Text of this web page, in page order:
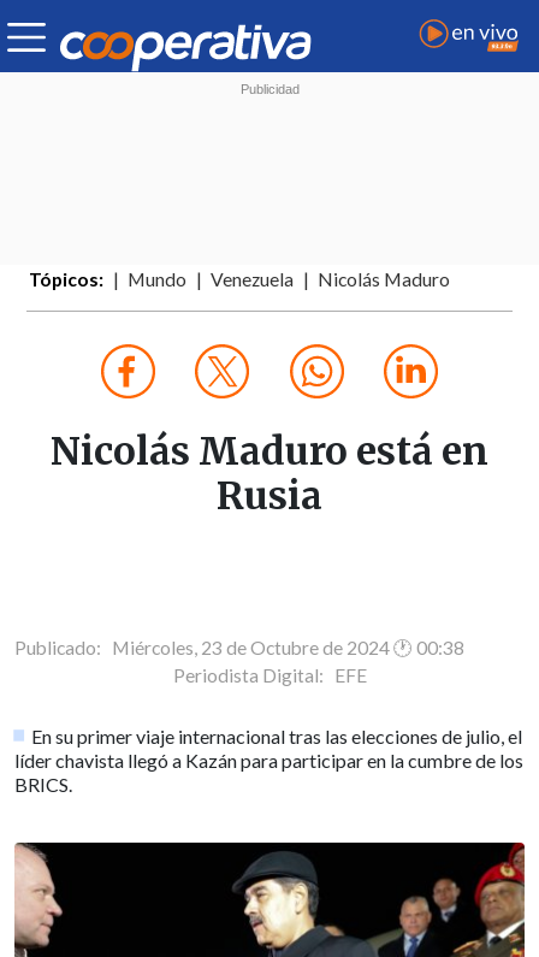
Tópicos: Mundo Venezuela Nicolás Maduro
Nicolás Maduro está en
Rusia
Publicado: Miércoles, 23 de Octubre de 2024 🕐 00:38
Periodista Digital: EFE
En su primer viaje internacional tras las elecciones de julio, el
líder chavista llegó a Kazán para participar en la cumbre de los
BRICS.